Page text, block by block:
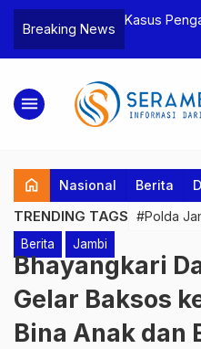
Breaking News
Ketua BPD, Polres
Dua Tersangka
Dua
menu
home Nasional Berita
TRENDING TAGS #Polda
Berita Jambi
Bhayangkari
Gelar Baksos
Bina Anak dan